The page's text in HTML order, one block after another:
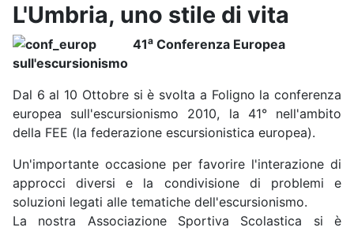
L'Umbria, uno stile di vita
41a Conferenza Europea
sull'escursionismo
Dal 6 al 10 Ottobre si è svolta a Foligno la conferenza
europea sull'escursionismo 2010, la 41° nell'ambito
della FEE (la federazione escursionistica europea).
Un'importante occasione per favorire l'interazione di
approcci diversi e la condivisione di problemi e
soluzioni legati alle tematiche dell'escursionismo.
La nostra Associazione Sportiva Scolastica si è